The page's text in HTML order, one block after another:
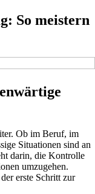
So meistern
Ob im Beruf, im
Situationen sind an
darin, die Kontrolle
umzugehen.
erste Schritt zur